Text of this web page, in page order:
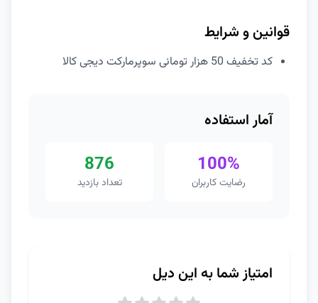
قوانین و شرایط
کد تخفیف 50 هزار تومانی سوپرمارکت دیجی کالا
آمار استفاده
100%
رضایت کاربران
876
تعداد بازدید
امتیاز شما به این دیل